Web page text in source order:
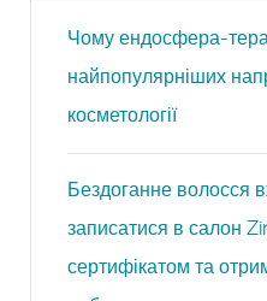
Чому ендосфера-
найпопулярніших
косметології
Бездоганне волосся
записатися в салон
сертифікатом та